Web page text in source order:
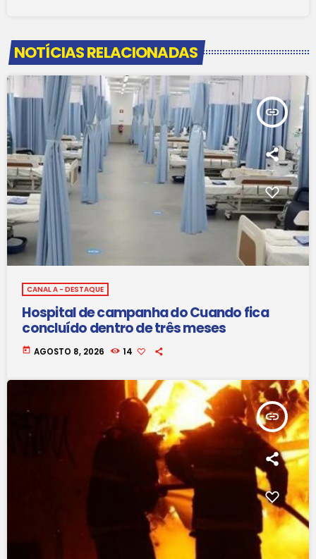
NOTÍCIAS RELACIONADAS
insert_link
CANAL A - DESTAQUE
Hospital de campanha do Cuando fica
concluído dentro de três meses
today AGOSTO 8, 2026 14
insert_link